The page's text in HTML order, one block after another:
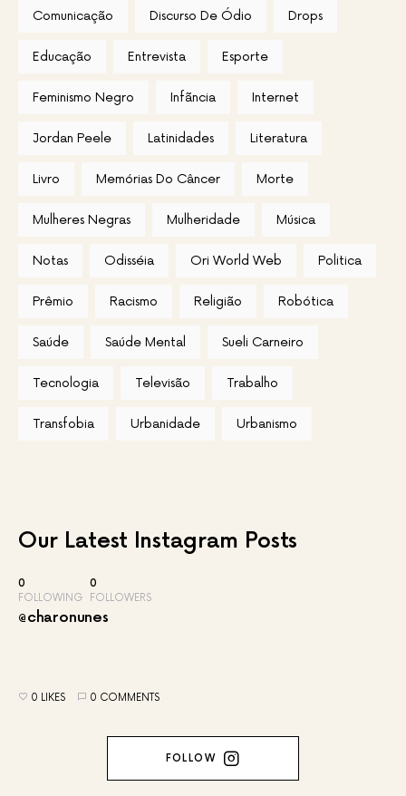
Comunicação Discurso De Ódio Drops
Educação Entrevista Esporte
Feminismo Negro Infãncia Internet
Jordan Peele Latinidades Literatura
Livro Memórias Do Câncer Morte
Mulheres Negras Mulheridade Música
Notas Odisséia Ori World Web Politica
Prêmio Racismo Religião Robótica
Saúde Saúde Mental Sueli Carneiro
Tecnologia Televisão Trabalho
Transfobia Urbanidade Urbanismo
Our Latest Instagram Posts
0
FOLLOWING
0
FOLLOWERS
@charonunes
0 LIKES 0 COMMENTS
FOLLOW